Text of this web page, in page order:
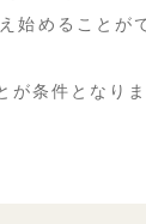
めることが
条件となりま